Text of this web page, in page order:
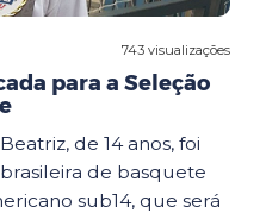
743 visualizações
para a Seleção
de 14 anos, foi
de basquete
sub14, que será